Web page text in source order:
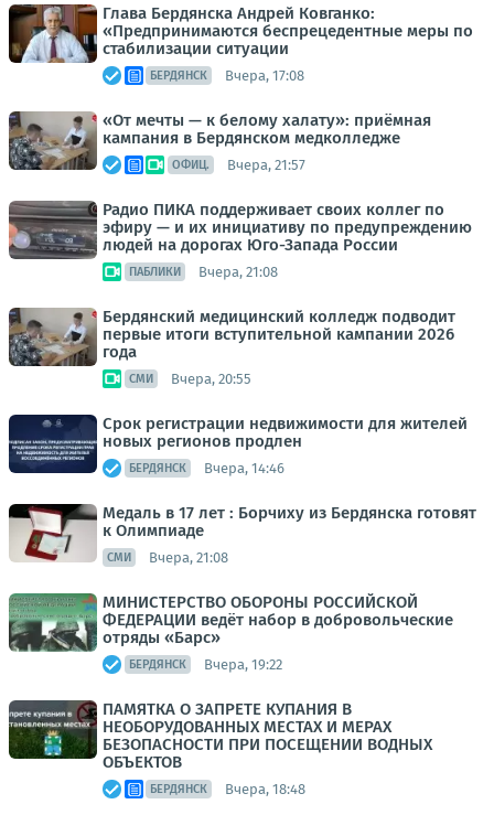
Глава Бердянска Андрей Ковганко:
«Предпринимаются беспрецедентные меры по
стабилизации ситуации
БЕРДЯНСК Вчера, 17:08
«От мечты — к белому халату»: приёмная
кампания в Бердянском медколледже
ОФИЦ. Вчера, 21:57
Радио ПИКА поддерживает своих коллег по
эфиру — и их инициативу по предупреждению
людей на дорогах Юго-Запада России
ПАБЛИКИ Вчера, 21:08
Бердянский медицинский колледж подводит
первые итоги вступительной кампании 2026
года
СМИ Вчера, 20:55
Срок регистрации недвижимости для жителей
новых регионов продлен
БЕРДЯНСК Вчера, 14:46
Медаль в 17 лет : Борчиху из Бердянска готовят
к Олимпиаде
СМИ Вчера, 21:08
МИНИСТЕРСТВО ОБОРОНЫ РОССИЙСКОЙ
ФЕДЕРАЦИИ ведёт набор в добровольческие
отряды «Барс»
БЕРДЯНСК Вчера, 19:22
ПАМЯТКА О ЗАПРЕТЕ КУПАНИЯ В
НЕОБОРУДОВАННЫХ МЕСТАХ И МЕРАХ
БЕЗОПАСНОСТИ ПРИ ПОСЕЩЕНИИ ВОДНЫХ
ОБЪЕКТОВ
БЕРДЯНСК Вчера, 18:48